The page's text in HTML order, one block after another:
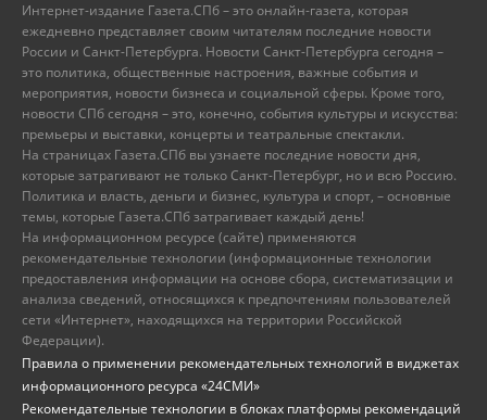
Интернет-издание Газета.СПб – это онлайн-газета, которая
ежедневно представляет своим читателям последние новости
России и Санкт-Петербурга. Новости Санкт-Петербурга сегодня –
это политика, общественные настроения, важные события и
мероприятия, новости бизнеса и социальной сферы. Кроме того,
новости СПб сегодня – это, конечно, события культуры и искусства:
премьеры и выставки, концерты и театральные спектакли.
На страницах Газета.СПб вы узнаете последние новости дня,
которые затрагивают не только Санкт-Петербург, но и всю Россию.
Политика и власть, деньги и бизнес, культура и спорт, – основные
темы, которые Газета.СПб затрагивает каждый день!
На информационном ресурсе (сайте) применяются
рекомендательные технологии (информационные технологии
предоставления информации на основе сбора, систематизации и
анализа сведений, относящихся к предпочтениям пользователей
сети «Интернет», находящихся на территории Российской
Федерации).
Правила о применении рекомендательных технологий в виджетах
информационного ресурса «24СМИ»
Рекомендательные технологии в блоках платформы рекомендаций